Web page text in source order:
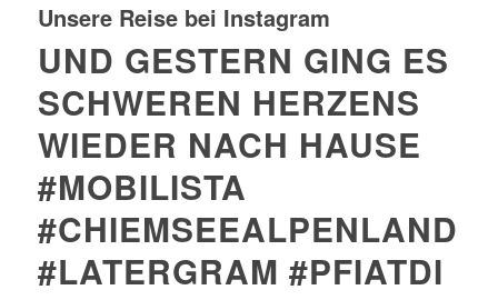
Unsere Reise bei Instagram
UND GESTERN GING ES
SCHWEREN HERZENS
WIEDER NACH HAUSE
#MOBILISTA
#CHIEMSEEALPENLAND
#LATERGRAM #PFIATDI